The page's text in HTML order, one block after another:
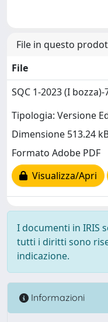
File in questo
File
SQC 1-2023 (I bozza)-
Tipologia: Versione
Dimensione 513.24
Formato Adobe PDF
Visualizza/Apri
I documenti in IRIS
tutti i diritti sono
indicazione.
Informazioni